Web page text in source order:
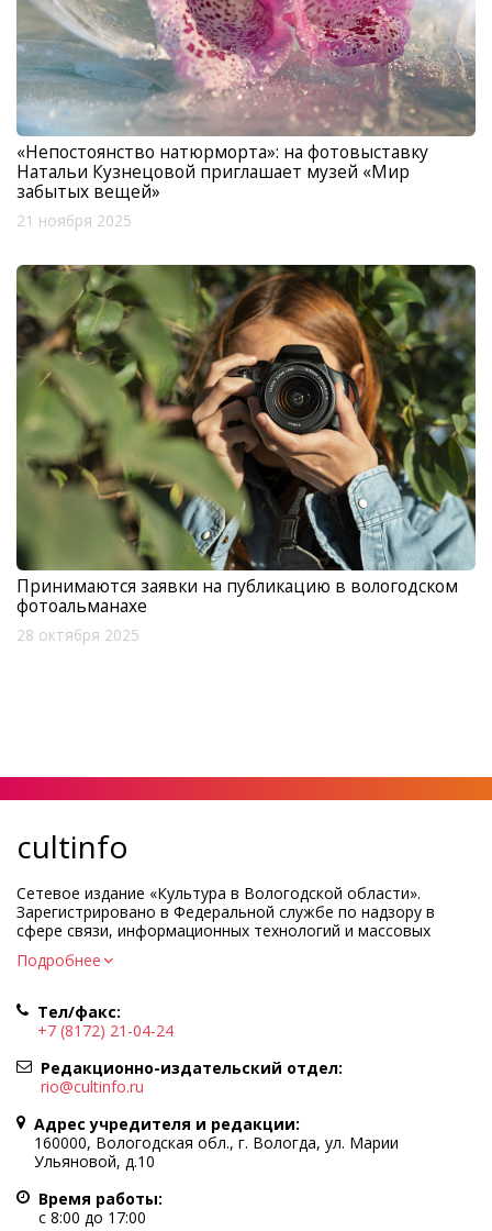
«Непостоянство натюрморта»: на фотовыставку
Натальи Кузнецовой приглашает музей «Мир
забытых вещей»
21 ноября 2025
Принимаются заявки на публикацию в вологодском
фотоальманахе
28 октября 2025
cultinfo
Сетевое издание «Культура в Вологодской области».
Зарегистрировано в Федеральной службе по надзору в
сфере связи, информационных технологий и массовых
коммуникаций.
Регистрационный номер и дата принятия решения о
Учредитель КУ ВО «Информационно-аналитический центр
культуры»
Адрес учредителя и редакции: 160000, Вологодская обл., г.
Вологда, ул. Марии Ульяновой, д.10
Главный редактор — Легчанова Елена Григорьевна
Политика в отношении обработки персональных данных
При полном или частичном использовании информации
портала гиперссылка на cultinfo.ru обязательна.
Редакция не несет ответственности за достоверность
Подробнее
Тел/факс:
+7 (8172) 21-04-24
Редакционно-издательский отдел:
rio@cultinfo.ru
Адрес учредителя и редакции:
160000, Вологодская обл., г. Вологда, ул. Марии
Ульяновой, д.10
Время работы:
с 8:00 до 17:00